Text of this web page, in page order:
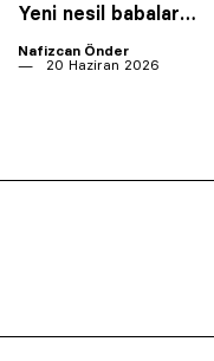
Yeni nesil babalar…
Nafizcan Önder
20 Haziran 2026